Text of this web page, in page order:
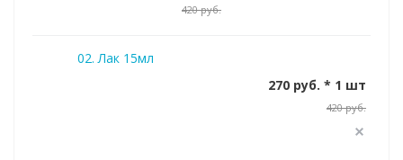
420 руб.
02. Лак 15мл
270 руб. * 1 шт
420 руб.